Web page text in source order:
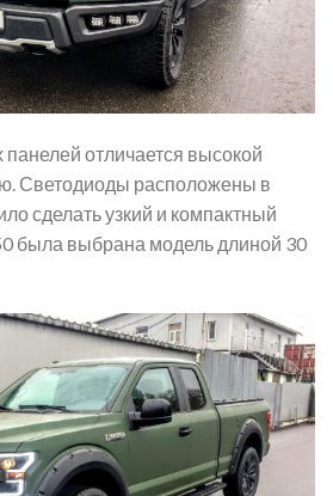
отличается высокой
Светодиоды расположены в
сделать узкий и компактный
была выбрана модель длиной 30